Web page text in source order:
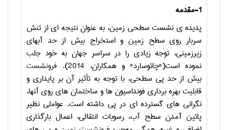
1-مقدمه
پدیده ­ی نشست سطحی زمین، به عنوان نتیجه ­ای از تنش
سربار روی سطح زمین و استخراج بیش از حد آبهای
زیرزمینی، توجه زیادی را در سراسر جهان به خود جلب
نموده است("چائوسارد" و همکاران، 2014).
فرونشست
بیش از حد پی سطحی، با توجه به تأثیر آن بر پایداری و
قابلیت بهره­ برداری فونداسیون ها و ساختمان های روی آنها،
نگرانی های گسترده ­ای در پی داشته است. عواملی نظیر
پائین آمدن سطح آب، رسوبات انتقالی، اعمال بارگذاری